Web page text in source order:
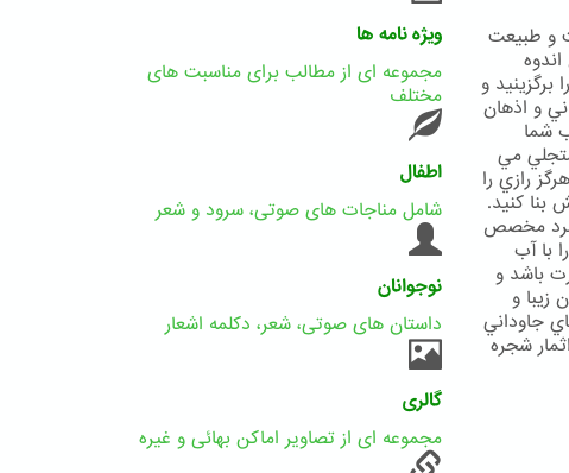
و طبيعت
و
و اذهان
شما
مي
رازي را
بنا كنيد.
مرد مخصص
با آب
باشد و
زيبا و
جاوداني
شجره
ویژه نامه ها
مجموعه ای از مطالب برای مناسبت های
مختلف
اطفال
شامل مناجات های صوتی، سرود و شعر
نوجوانان
داستان های صوتی، شعر، دکلمه اشعار
گالری
مجموعه ای از تصاویر اماکن بهائی و غیره